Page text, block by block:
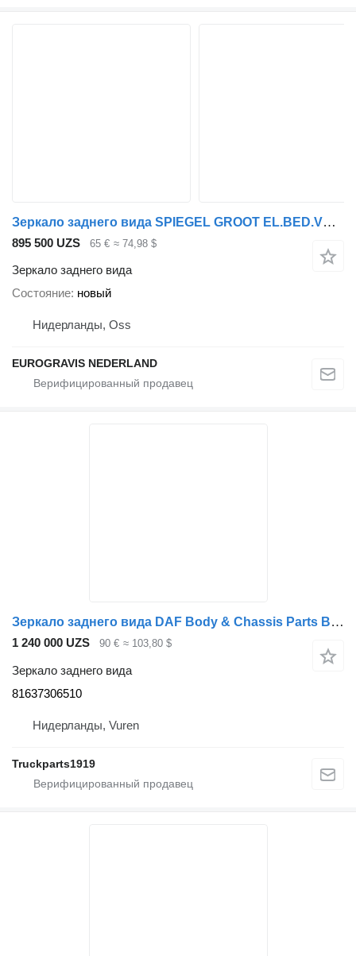
Зеркало заднего вида SPIEGEL GROOT EL.BED.VERW 1610184 для тягача DAF 95XF 97
895 500 UZS 65 € ≈ 74,98 $
Зеркало заднего вида
Состояние новый
Нидерланды, Oss
EUROGRAVIS NEDERLAND
Зеркало заднего вида DAF Body & Chassis Parts Breedhoek spiegel MAN LV 81637306510 для грузовика
1 240 000 UZS 90 € ≈ 103,80 $
Зеркало заднего вида
81637306510
Нидерланды, Vuren
Truckparts1919